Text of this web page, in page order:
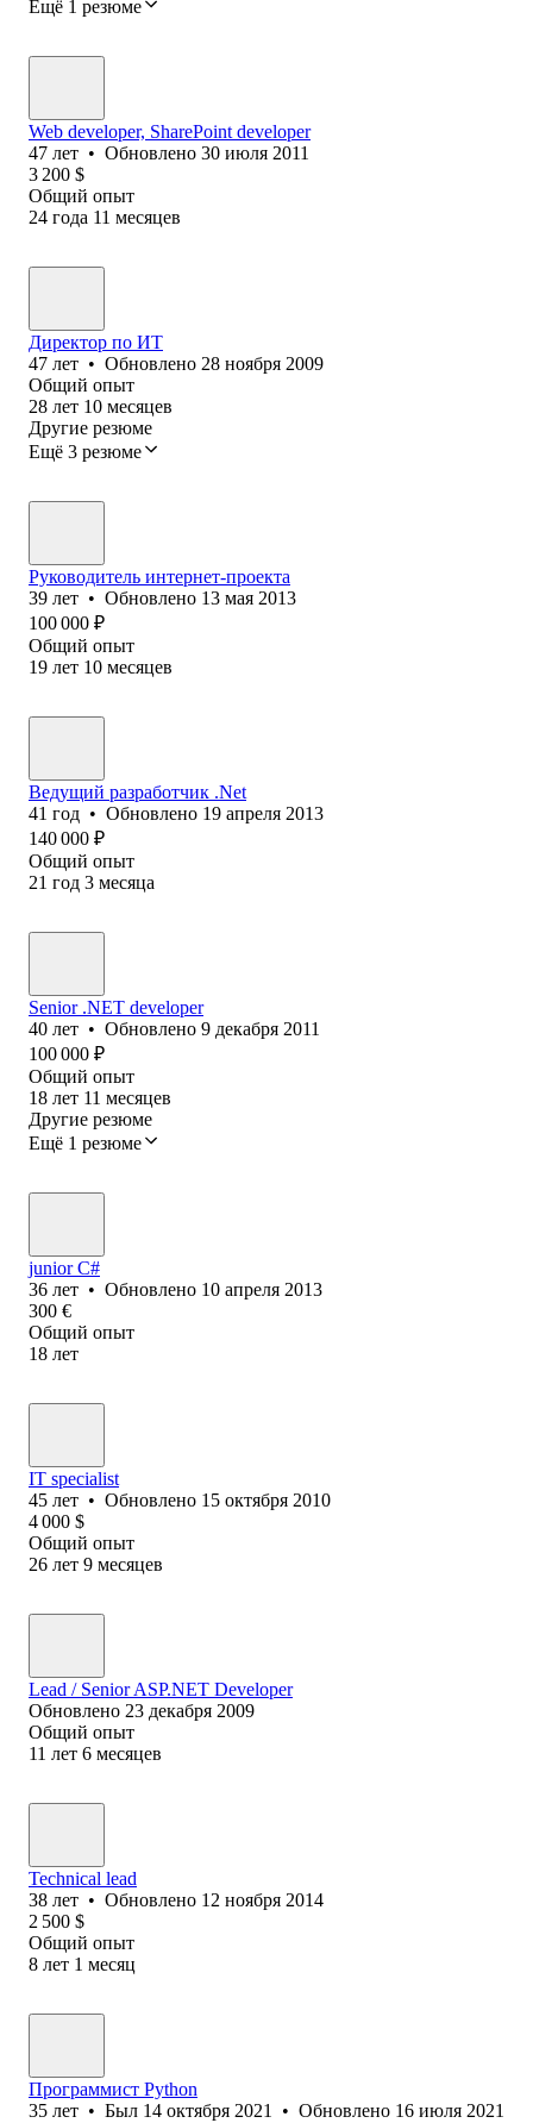
Ещё 1 резюме
Web developer, SharePoint developer
47 лет • Обновлено 30 июля 2011
3 200 $
Общий опыт
24 года 11 месяцев
Директор по ИТ
47 лет • Обновлено 28 ноября 2009
Общий опыт
28 лет 10 месяцев
Другие резюме
Ещё 3 резюме
Руководитель интернет-проекта
39 лет • Обновлено 13 мая 2013
100 000 ₽
Общий опыт
19 лет 10 месяцев
Ведущий разработчик .Net
41 год • Обновлено 19 апреля 2013
140 000 ₽
Общий опыт
21 год 3 месяца
Senior .NET developer
40 лет • Обновлено 9 декабря 2011
100 000 ₽
Общий опыт
18 лет 11 месяцев
Другие резюме
Ещё 1 резюме
junior C#
36 лет • Обновлено 10 апреля 2013
300 €
Общий опыт
18 лет
IT specialist
45 лет • Обновлено 15 октября 2010
4 000 $
Общий опыт
26 лет 9 месяцев
Lead / Senior ASP.NET Developer
Обновлено 23 декабря 2009
Общий опыт
11 лет 6 месяцев
Technical lead
38 лет • Обновлено 12 ноября 2014
2 500 $
Общий опыт
8 лет 1 месяц
Программист Python
35 лет • Был 14 октября 2021 • Обновлено 16 июля 2021